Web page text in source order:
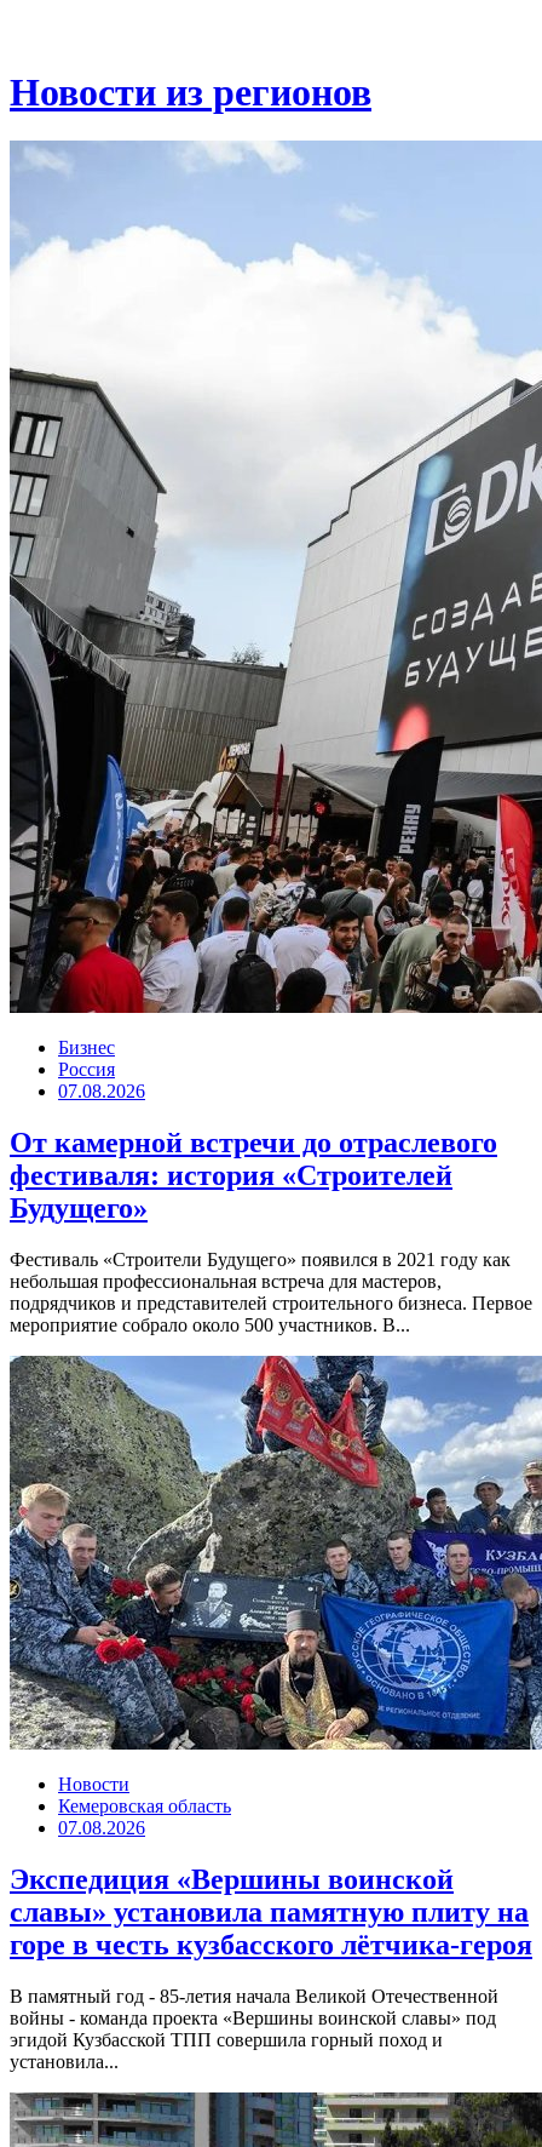
Новости из регионов
Бизнес
Россия
07.08.2026
От камерной встречи до отраслевого
фестиваля: история «Строителей
Будущего»
Фестиваль «Строители Будущего» появился в 2021 году как
небольшая профессиональная встреча для мастеров,
подрядчиков и представителей строительного бизнеса. Первое
мероприятие собрало около 500 участников. В...
Новости
Кемеровская область
07.08.2026
Экспедиция «Вершины воинской
славы» установила памятную плиту на
горе в честь кузбасского лётчика-героя
В памятный год - 85-летия начала Великой Отечественной
войны - команда проекта «Вершины воинской славы» под
эгидой Кузбасской ТПП совершила горный поход и
установила...